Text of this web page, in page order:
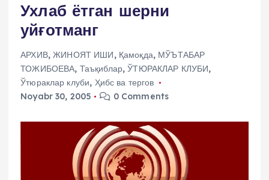
Ухлаб ётган шерни
уйғотманг
АРХИВ,ЖИНОЯТ ИШИ, Қамоқда, МЎЪТАБАР
ТОЖИБОЕВА, Таъқиблар,ЎТЮРАКЛАР КЛУБИ,
Ўтюраклар клуби, Ҳибс ва тергов
Noyabr 30, 2005
0 Comments